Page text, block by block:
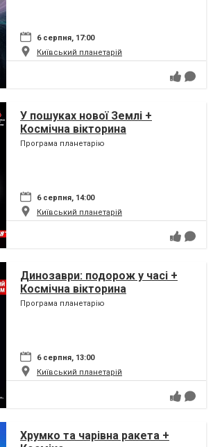
6 серпня, 17:00
Київський планетарій
У пошуках нової Землі +
Космічна вікторина
Програма планетарію
6 серпня, 14:00
Київський планетарій
Динозаври: подорож у часі +
Космічна вікторина
Програма планетарію
6 серпня, 13:00
Київський планетарій
Хрумко та чарівна ракета +